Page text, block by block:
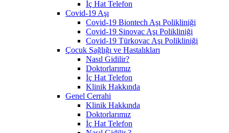
İç Hat Telefon
Covid-19 Aşı
Covid-19 Biontech Aşı Polikliniği
Covid-19 Sinovac Aşı Polikliniği
Covid-19 Türkovac Aşı Polikliniği
Çocuk Sağlığı ve Hastalıkları
Nasıl Gidilir?
Doktorlarımız
İç Hat Telefon
Klinik Hakkında
Genel Cerrahi
Klinik Hakkında
Doktorlarımız
İç Hat Telefon